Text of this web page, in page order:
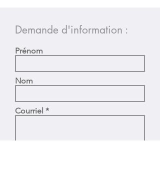
Demande d'information :
Prénom
Nom
Courriel